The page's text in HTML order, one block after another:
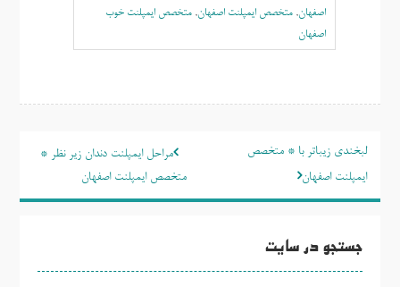
اصفهان, متخصص ایمپلنت اصفهان, متخصص ایمپلنت خوب
اصفهان
راهبری
نوشته
مراحل ایمپلنت دندان زیر نظر *
متخصص ایمپلنت اصفهان
لبخندی زیباتر با * متخصص
ایمپلنت اصفهان
جستجو در سایت